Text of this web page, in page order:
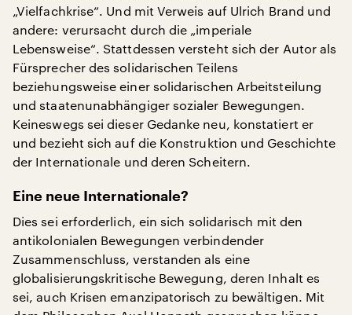
„Vielfachkrise“. Und mit Verweis auf Ulrich Brand und
andere: verursacht durch die „imperiale
Lebensweise“. Stattdessen versteht sich der Autor als
Fürsprecher des solidarischen Teilens
beziehungsweise einer solidarischen Arbeitsteilung
und staatenunabhängiger sozialer Bewegungen.
Keineswegs sei dieser Gedanke neu, konstatiert er
und bezieht sich auf die Konstruktion und Geschichte
der Internationale und deren Scheitern.
Eine neue Internationale?
Dies sei erforderlich, ein sich solidarisch mit den
antikolonialen Bewegungen verbindender
Zusammenschluss, verstanden als eine
globalisierungskritische Bewegung, deren Inhalt es
sei, auch Krisen emanzipatorisch zu bewältigen. Mit